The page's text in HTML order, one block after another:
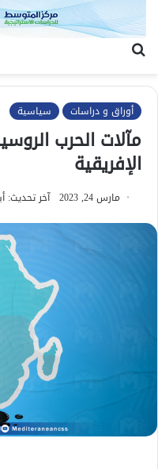
أوراق و دراسات سياسية
مآلات الحرب
الإفريقية
مارس 24, 2023 آخر تحديث: أبريل